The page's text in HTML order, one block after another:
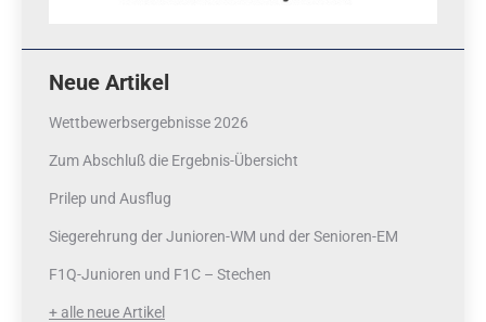
Neue Artikel
Wettbewerbsergebnisse 2026
Zum Abschluß die Ergebnis-Übersicht
Prilep und Ausflug
Siegerehrung der Junioren-WM und der Senioren-EM
F1Q-Junioren und F1C – Stechen
+ alle neue Artikel